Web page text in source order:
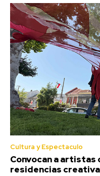
Cultura y Espectaculo
Convocan a artistas
residencias